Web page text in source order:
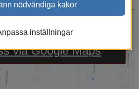
via Google Maps
Länk till annan
nödvändiga kakor
inställningar